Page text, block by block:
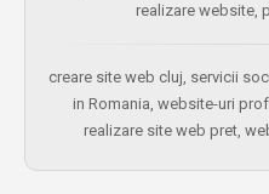
realizare website,
creare site web cluj, servicii
in Romania, website-uri
realizare site web pret,